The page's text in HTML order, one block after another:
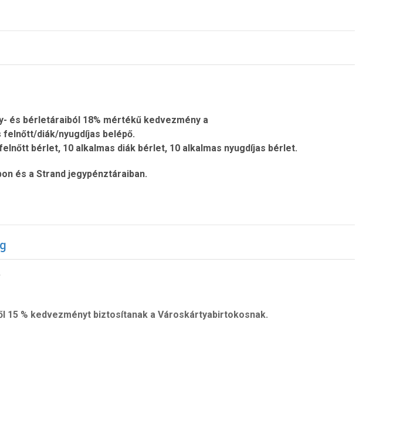
és bérletáraiból 18% mértékű kedvezmény a
diák/nyugdíjas belépő.
bérlet, 10 alkalmas diák bérlet, 10 alkalmas nyugdíjas bérlet.
és a Strand jegypénztáraiban.
15 % kedvezményt biztosítanak a Városkártyabirtokosnak.